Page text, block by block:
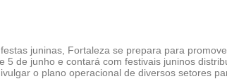
juninas, Fortaleza se prepara para
5 de junho e contará com festivais juninos
o plano operacional de diversos setores